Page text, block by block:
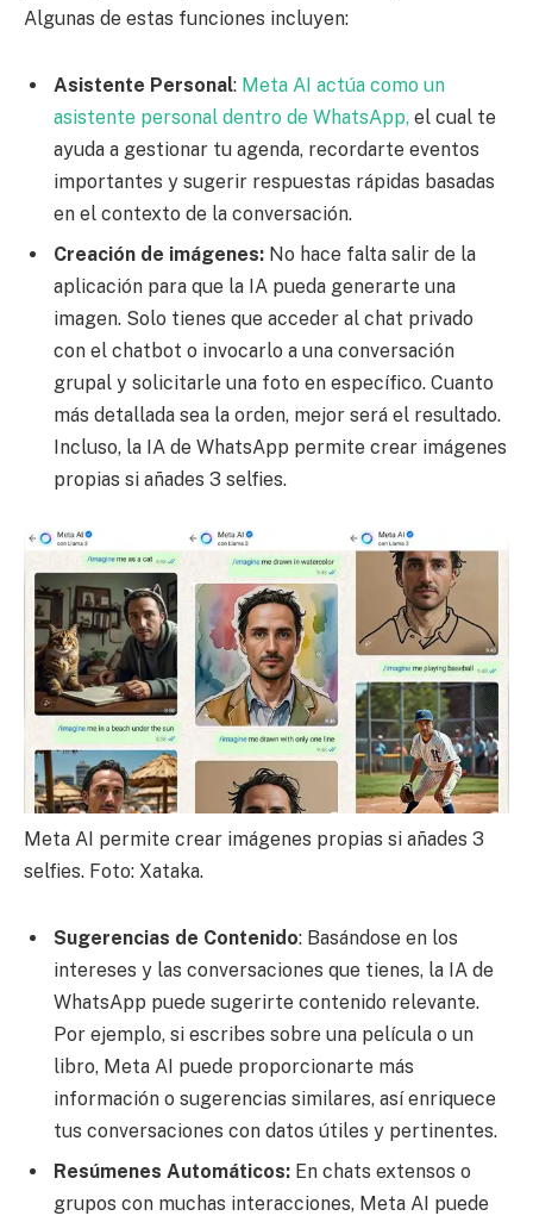
Algunas de estas funciones incluyen:
Asistente Personal: Meta AI actúa como un
asistente personal dentro de WhatsApp, el cual te
ayuda a gestionar tu agenda, recordarte eventos
importantes y sugerir respuestas rápidas basadas
en el contexto de la conversación.
Creación de imágenes: No hace falta salir de la
aplicación para que la IA pueda generarte una
imagen. Solo tienes que acceder al chat privado
con el chatbot o invocarlo a una conversación
grupal y solicitarle una foto en específico. Cuanto
más detallada sea la orden, mejor será el resultado.
Incluso, la IA de WhatsApp permite crear imágenes
propias si añades 3 selfies.
Meta AI permite crear imágenes propias si añades 3
selfies. Foto: Xataka.
Sugerencias de Contenido: Basándose en los
intereses y las conversaciones que tienes, la IA de
WhatsApp puede sugerirte contenido relevante.
Por ejemplo, si escribes sobre una película o un
libro, Meta AI puede proporcionarte más
información o sugerencias similares, así enriquece
tus conversaciones con datos útiles y pertinentes.
Resúmenes Automáticos: En chats extensos o
grupos con muchas interacciones, Meta AI puede